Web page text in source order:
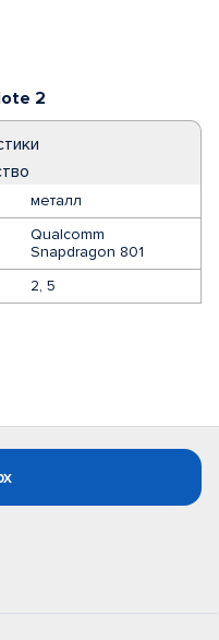
2
металл
Qualcomm
Snapdragon 801
2, 5